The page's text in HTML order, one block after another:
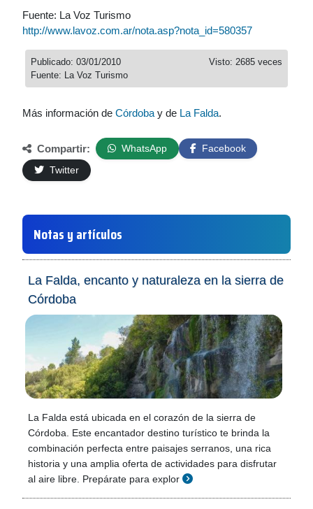
Fuente: La Voz Turismo
http://www.lavoz.com.ar/nota.asp?nota_id=580357
Visto: 2685 veces
Publicado: 03/01/2010
Fuente: La Voz Turismo
Más información de Córdoba y de La Falda.
Compartir: WhatsApp
Facebook
Twitter
Notas y artículos
La Falda, encanto y naturaleza en la sierra de
Córdoba
La Falda está ubicada en el corazón de la sierra de
Córdoba. Este encantador destino turístico te brinda la
combinación perfecta entre paisajes serranos, una rica
historia y una amplia oferta de actividades para disfrutar
al aire libre. Prepárate para explor